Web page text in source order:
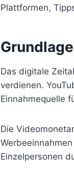
Plattformen,
Das digitale
verdienen.
Einnahmequelle
Die
Einzelpersonen